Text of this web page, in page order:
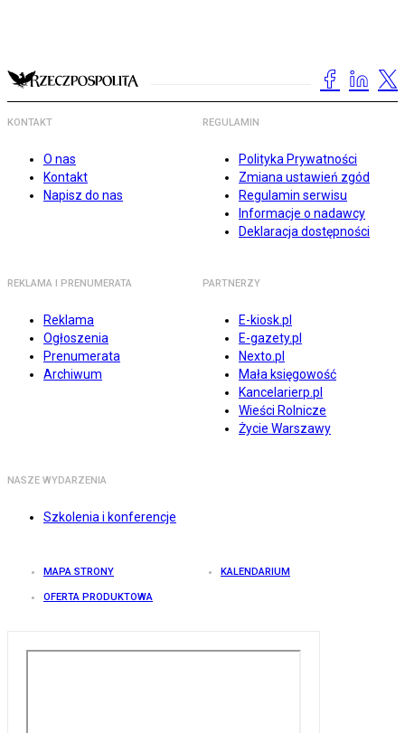
KONTAKT
O nas
Kontakt
Napisz do nas
REGULAMIN
Polityka Prywatności
Zmiana ustawień zgód
Regulamin serwisu
Informacje o nadawcy
Deklaracja dostępności
REKLAMA I PRENUMERATA
Reklama
Ogłoszenia
Prenumerata
Archiwum
PARTNERZY
E-kiosk.pl
E-gazety.pl
Nexto.pl
Mała księgowość
Kancelarierp.pl
Wieści Rolnicze
Życie Warszawy
NASZE WYDARZENIA
Szkolenia i konferencje
MAPA STRONY KALENDARIUM
OFERTA PRODUKTOWA